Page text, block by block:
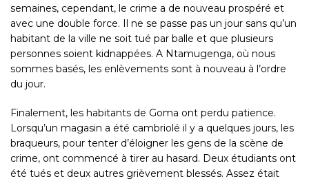
semaines, cependant, le crime a de nouveau prospéré et
avec une double force. Il ne se passe pas un jour sans qu’un
habitant de la ville ne soit tué par balle et que plusieurs
personnes soient kidnappées. A Ntamugenga, où nous
sommes basés, les enlèvements sont à nouveau à l’ordre
du jour.
Finalement, les habitants de Goma ont perdu patience.
Lorsqu’un magasin a été cambriolé il y a quelques jours, les
braqueurs, pour tenter d’éloigner les gens de la scène de
crime, ont commencé à tirer au hasard. Deux étudiants ont
été tués et deux autres grièvement blessés. Assez était